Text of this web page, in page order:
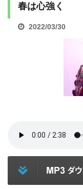
春は心強く
2022/03/30